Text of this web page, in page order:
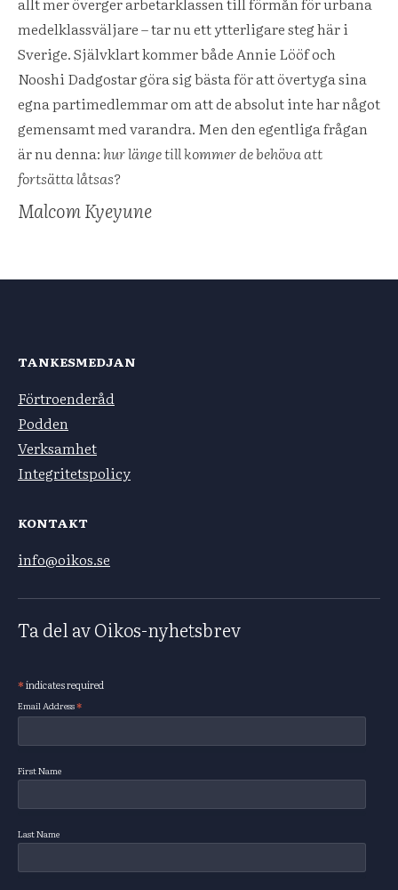
medelklassväljare – tar nu ett ytterligare steg här i
Sverige. Självklart kommer både Annie Lööf och
Nooshi Dadgostar göra sig bästa för att övertyga sina
egna partimedlemmar om att de absolut inte har något
gemensamt med varandra. Men den egentliga frågan
är nu denna:hur länge till kommer de behöva att
fortsätta låtsas?
Malcom Kyeyune
TANKESMEDJAN
Förtroenderåd
Podden
Verksamhet
Integritetspolicy
KONTAKT
info@oikos.se
Ta del av Oikos-nyhetsbrev
Subscribe
*indicates required
Email Address*
First Name
Last Name